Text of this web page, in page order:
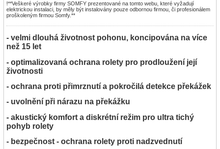
!**Veškeré výrobky firmy SOMFY prezentované na tomto webu, které vyžadují
elektrickou instalaci, by měly být instalovány pouze odbornou firmou, či profesionálem
proškoleným firmou Somfy.**
- velmi dlouhá životnost pohonu, koncipována na více
než 15 let
- optimalizovaná ochrana rolety pro prodloužení její
životnosti
- ochrana proti přimrznutí a pokročilá detekce překážek
- uvolnění při nárazu na překážku
- akustický komfort a diskrétní režim pro ultra tichý
pohyb rolety
- bezpečnost - ochrana rolety proti nadzvednutí